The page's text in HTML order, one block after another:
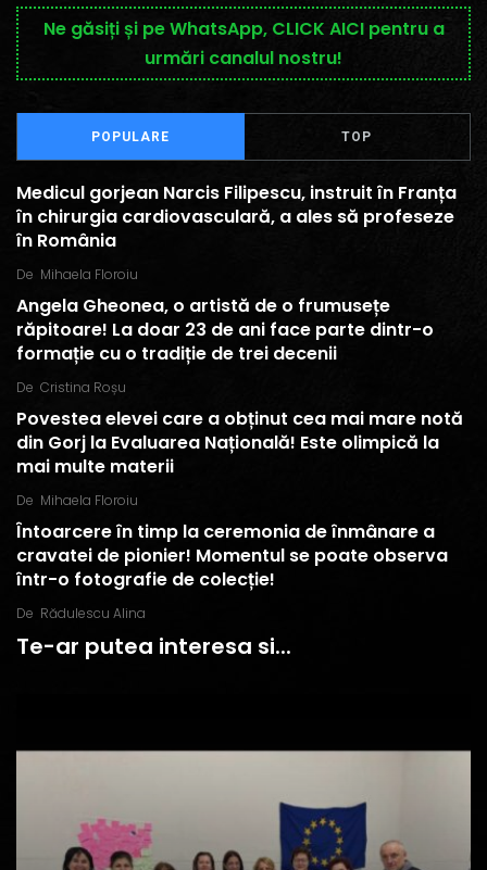
Ne găsiți și pe WhatsApp, CLICK AICI pentru a
urmări canalul nostru!
POPULARE TOP
Medicul gorjean Narcis Filipescu, instruit în Franța
în chirurgia cardiovasculară, a ales să profeseze
în România
De Mihaela Floroiu
Angela Gheonea, o artistă de o frumusețe
răpitoare! La doar 23 de ani face parte dintr-o
formație cu o tradiție de trei decenii
De Cristina Roșu
Povestea elevei care a obținut cea mai mare notă
din Gorj la Evaluarea Națională! Este olimpică la
mai multe materii
De Mihaela Floroiu
Întoarcere în timp la ceremonia de înmânare a
cravatei de pionier! Momentul se poate observa
într-o fotografie de colecție!
De Rădulescu Alina
Te-ar putea interesa si...